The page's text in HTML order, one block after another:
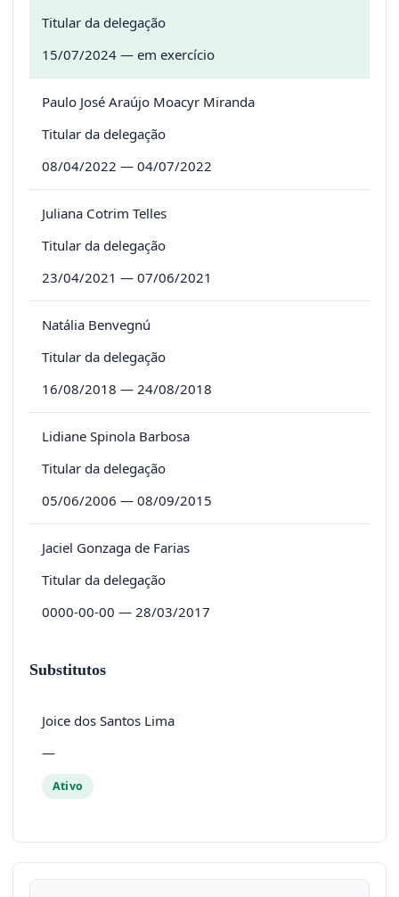
Titular da delegação
15/07/2024 — em exercício
Paulo José Araújo Moacyr Miranda
Titular da delegação
08/04/2022 — 04/07/2022
Juliana Cotrim Telles
Titular da delegação
23/04/2021 — 07/06/2021
Natália Benvegnú
Titular da delegação
16/08/2018 — 24/08/2018
Lidiane Spinola Barbosa
Titular da delegação
05/06/2006 — 08/09/2015
Jaciel Gonzaga de Farias
Titular da delegação
0000-00-00 — 28/03/2017
Substitutos
Joice dos Santos Lima
—
Ativo